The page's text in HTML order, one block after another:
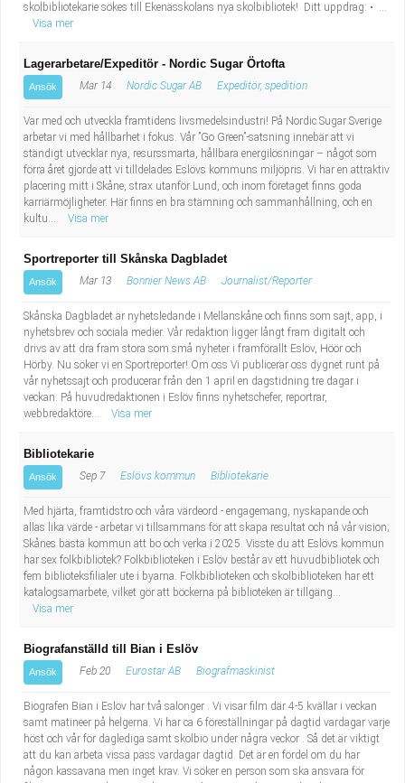
skolbibliotekarie sökes till Ekenässkolans nya skolbibliotek! Ditt uppdrag: • ...
Visa mer
Lagerarbetare/Expeditör - Nordic Sugar Örtofta
Ansök Mar 14 Nordic Sugar AB Expeditör, spedition
Var med och utveckla framtidens livsmedelsindustri! På Nordic Sugar Sverige
arbetar vi med hållbarhet i fokus. Vår ”Go Green”-satsning innebär att vi
ständigt utvecklar nya, resurssmarta, hållbara energilösningar – något som
förra året gjorde att vi tilldelades Eslövs kommuns miljöpris. Vi har en attraktiv
placering mitt i Skåne, strax utanför Lund, och inom företaget finns goda
karriärmöjligheter. Här finns en bra stämning och sammanhållning, och en
kultu...
Visa mer
Sportreporter till Skånska Dagbladet
Ansök Mar 13 Bonnier News AB Journalist/Reporter
Skånska Dagbladet är nyhetsledande i Mellanskåne och finns som sajt, app, i
nyhetsbrev och sociala medier. Vår redaktion ligger långt fram digitalt och
drivs av att dra fram stora som små nyheter i framförallt Eslöv, Höör och
Hörby. Nu söker vi en Sportreporter! Om oss Vi publicerar oss dygnet runt på
vår nyhetssajt och producerar från den 1 april en dagstidning tre dagar i
veckan. På huvudredaktionen i Eslöv finns nyhetschefer, reportrar,
webbredaktöre...
Visa mer
Bibliotekarie
Ansök Sep 7 Eslövs kommun Bibliotekarie
Med hjärta, framtidstro och våra värdeord - engagemang, nyskapande och
allas lika värde - arbetar vi tillsammans för att skapa resultat och nå vår vision;
Skånes bästa kommun att bo och verka i 2025. Visste du att Eslövs kommun
har sex folkbibliotek? Folkbiblioteken i Eslöv består av ett huvudbibliotek och
fem biblioteksfilialer ute i byarna. Folkbiblioteken och skolbiblioteken har ett
katalogsamarbete, vilket gör att böckerna på biblioteken är tillgäng...
Visa mer
Biografanställd till Bian i Eslöv
Ansök Feb 20 Eurostar AB Biografmaskinist
Biografen Bian i Eslöv har två salonger . Vi visar film där 4-5 kvällar i veckan
samt matineer på helgerna. Vi har ca 6 föreställningar på dagtid vardagar varje
höst och vår för daglediga samt skolbio under några veckor . Så det är viktigt
att du kan arbeta vissa pass vardagar dagtid. Det är en fördel om du har
någon kassavana men inget krav. Vi söker en person som ska ansvara för